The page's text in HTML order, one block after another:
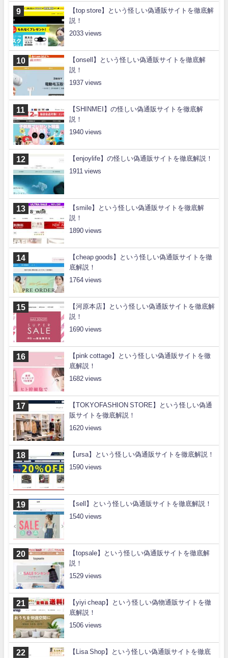
【top store】という怪しい偽通販サイトを徹底解
説！
2033
【onsell】という怪しい偽通販サイトを徹底解
説！
1937
【SHINMEI】の怪しい偽通販サイトを徹底解
説！
1940
【enjoylife】の怪しい偽通販サイトを徹底解説！
1911
【smile】という怪しい偽通販サイトを徹底解
説！
1890
【cheap goods】という怪しい偽通販サイトを徹
底解説！
1764
【河原本店】という怪しい偽通販サイトを徹底解
説！
1690
【pink cottage】という怪しい偽通販サイトを徹
底解説！
1682
【TOKYOFASHION STORE】という怪しい偽通
販サイトを徹底解説！
1620
【ursa】という怪しい偽通販サイトを徹底解説！
1590
【sell】という怪しい偽通販サイトを徹底解説！
1540
【topsale】という怪しい偽通販サイトを徹底解
説！
1529
【yiyi cheap】という怪しい偽物通販サイトを徹
底解説！
1506
【Lisa Shop】という怪しい偽通販サイトを徹底